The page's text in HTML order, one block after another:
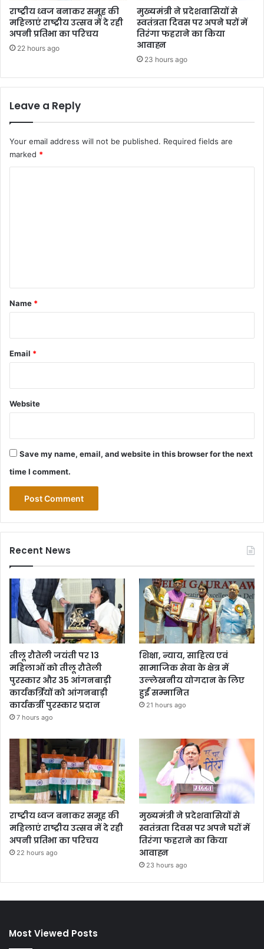
राष्ट्रीय ध्वज बनाकर समूह की
महिलाएं राष्ट्रीय उत्सव में दे रही
अपनी प्रतिभा का परिचय
22 hours ago
मुख्यमंत्री ने प्रदेशवासियों से
स्वतंत्रता दिवस पर अपने घरों में
तिरंगा फहराने का किया
आवाह्न
23 hours ago
Leave a Reply
Your email address will not be published. Required fields are
marked *
*
Name *
Email *
Website
Save my name, email, and website in this browser for the next
time I comment.
Recent News
तीलू रौतेली जयंती पर 13
महिलाओं को तीलू रौतेली
पुरस्कार और 35 आंगनबाड़ी
कार्यकर्त्रियों को आंगनबाड़ी
कार्यकर्त्री पुरस्कार प्रदान
7 hours ago
शिक्षा, न्याय, साहित्य एवं
सामाजिक सेवा के क्षेत्र में
उल्लेखनीय योगदान के लिए
हुईं सम्मानित
21 hours ago
राष्ट्रीय ध्वज बनाकर समूह की
महिलाएं राष्ट्रीय उत्सव में दे रही
अपनी प्रतिभा का परिचय
22 hours ago
मुख्यमंत्री ने प्रदेशवासियों से
स्वतंत्रता दिवस पर अपने घरों में
तिरंगा फहराने का किया
आवाह्न
23 hours ago
Most Viewed Posts